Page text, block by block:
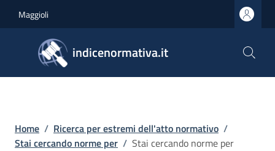
Maggioli
indicenormativa.it
Briciole di pane
Home / Ricerca per estremi dell'atto normativo /
Stai cercando norme per / Stai cercando norme per